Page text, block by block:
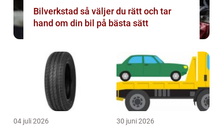
Bilverkstad så väljer du rätt och tar
hand om din bil på bästa sätt
04 juli 2026 30 juni 2026